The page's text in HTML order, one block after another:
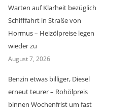
Warten auf Klarheit bezüglich
Schifffahrt in Straße von
Hormus – Heizölpreise legen
wieder zu
August 7, 2026
Benzin etwas billiger, Diesel
erneut teurer – Rohölpreis
binnen Wochenfrist um fast